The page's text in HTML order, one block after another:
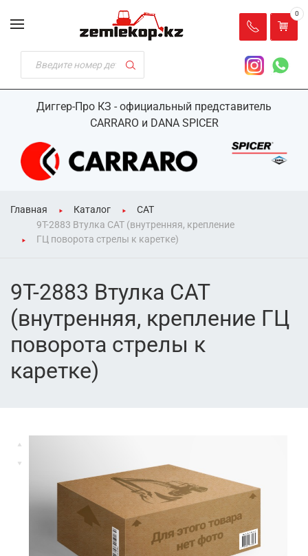
Диггер-Про КЗ - официальный представитель
CARRARO и DANA SPICER
0
Главная Каталог
CAT
9T-2883 Втулка CAT (внутренняя, крепление
ГЦ поворота стрелы к каретке)
9T-2883 Втулка CAT
(внутренняя, крепление ГЦ
поворота стрелы к
каретке)